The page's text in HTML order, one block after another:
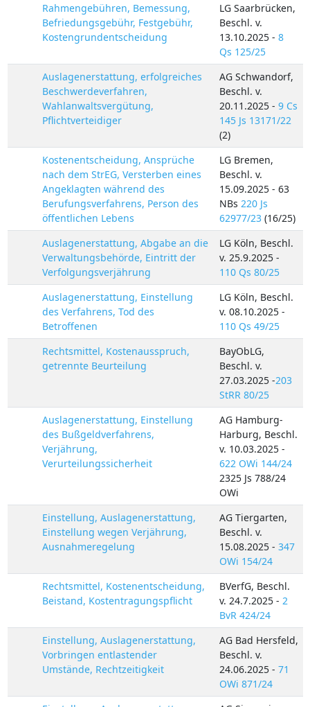
Rahmengebühren, Bemessung,
Befriedungsgebühr, Festgebühr,
Kostengrundentscheidung
LG Saarbrücken,
Beschl. v.
13.10.2025 - 8
Qs 125/25
Auslagenerstattung, erfolgreiches
Beschwerdeverfahren,
Wahlanwaltsvergütung,
Pflichtverteidiger
AG Schwandorf,
Beschl. v.
20.11.2025 - 9 Cs
145 Js 13171/22
(2)
Kostenentscheidung, Ansprüche
nach dem StrEG, Versterben eines
Angeklagten während des
Berufungsverfahrens, Person des
öffentlichen Lebens
LG Bremen,
Beschl. v.
15.09.2025 - 63
NBs 220 Js
62977/23(16/25)
Auslagenerstattung, Abgabe an die
Verwaltungsbehörde, Eintritt der
Verfolgungsverjährung
LG Köln, Beschl.
v. 25.9.2025 -
110 Qs 80/25
Auslagenerstattung, Einstellung
des Verfahrens, Tod des
Betroffenen
LG Köln, Beschl.
v. 08.10.2025 -
110 Qs 49/25
Rechtsmittel, Kostenausspruch,
getrennte Beurteilung
BayObLG,
Beschl. v.
27.03.2025 -203
StRR 80/25
Auslagenerstattung, Einstellung
des Bußgeldverfahrens,
Verjährung,
Verurteilungssicherheit
AG Hamburg-
Harburg, Beschl.
v. 10.03.2025 -
622 OWi 144/24
2325 Js 788/24
OWi
Einstellung, Auslagenerstattung,
Einstellung wegen Verjährung,
Ausnahmeregelung
AG Tiergarten,
Beschl. v.
15.08.2025 - 347
OWi 154/24
Rechtsmittel, Kostenentscheidung,
Beistand, Kostentragungspflicht
BVerfG, Beschl.
v. 24.7.2025 - 2
BvR 424/24
Einstellung, Auslagenerstattung,
Vorbringen entlastender
Umstände, Rechtzeitigkeit
AG Bad Hersfeld,
Beschl. v.
24.06.2025 - 71
OWi 871/24